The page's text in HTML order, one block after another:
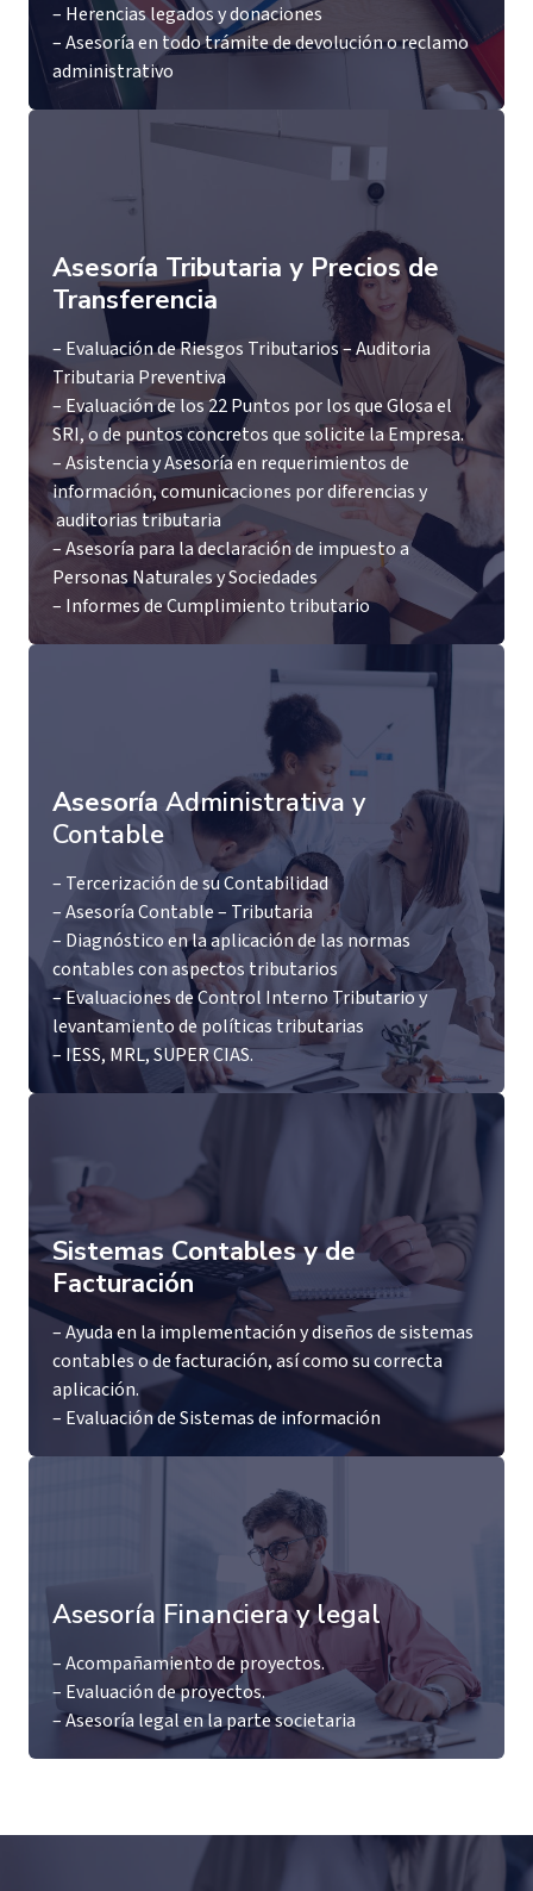
– Herencias legados y donaciones
– Asesoría en todo trámite de devolución o reclamo
administrativo
Asesoría Tributaria y Precios de
Transferencia
– Evaluación de Riesgos Tributarios – Auditoria
Tributaria Preventiva
– Evaluación de los 22 Puntos por los que Glosa el
SRI, o de puntos concretos que solicite la Empresa.
– Asistencia y Asesoría en requerimientos de
información, comunicaciones por diferencias y
auditorias tributaria
– Asesoría para la declaración de impuesto a
Personas Naturales y Sociedades
– Informes de Cumplimiento tributario
Asesoría Administrativa y
Contable
– Tercerización de su Contabilidad
– Asesoría Contable – Tributaria
– Diagnóstico en la aplicación de las normas
contables con aspectos tributarios
– Evaluaciones de Control Interno Tributario y
levantamiento de políticas tributarias
– IESS, MRL, SUPER CIAS.
Sistemas Contables y de
Facturación
– Ayuda en la implementación y diseños de sistemas
contables o de facturación, así como su correcta
aplicación.
– Evaluación de Sistemas de información
Asesoría Financiera y legal
– Acompañamiento de proyectos.
– Evaluación de proyectos.
– Asesoría legal en la parte societaria